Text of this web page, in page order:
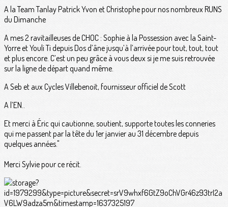
A la Team Tanlay Patrick Yvon et Christophe pour nos nombreux RUNS
du Dimanche
A mes 2 ravitailleuses de CHOC : Sophie à la Possession avec la Saint-
Yorre et Youli Ti depuis Dos d’âne jusqu’à l’arrivée pour tout, tout, tout
et plus encore. C’est un peu grâce à vous deux si je me suis retrouvée
sur la ligne de départ quand même.
A Seb et aux Cycles Villebenoit, fournisseur officiel de Scott
A l’EN..
Et merci à Éric qui cautionne, soutient, supporte toutes les conneries
qui me passent par la tête du 1er janvier au 31 décembre depuis
quelques années."
Merci Sylvie pour ce récit.